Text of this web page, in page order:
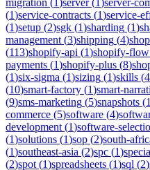
(1)service-contracts (1)service-
(1)setup (2)sgk (1)sharding (1)
management (3)shipping (4)
(113)shopify-api (1)shopify-flow
payments (1)shopify-plus (8)
(1)six-sigma (1)sizing (1)skills (4
(10)smart-factory (1)smart-
(9)sms-marketing (5)snapshots (1
commerce (5)software (4)
development (1)software-
(1)solutions (1)sop (2)south-
(1)southeast-asia (2)spc (1)
(2)spot (1)spreadsheets (1)sql (2)